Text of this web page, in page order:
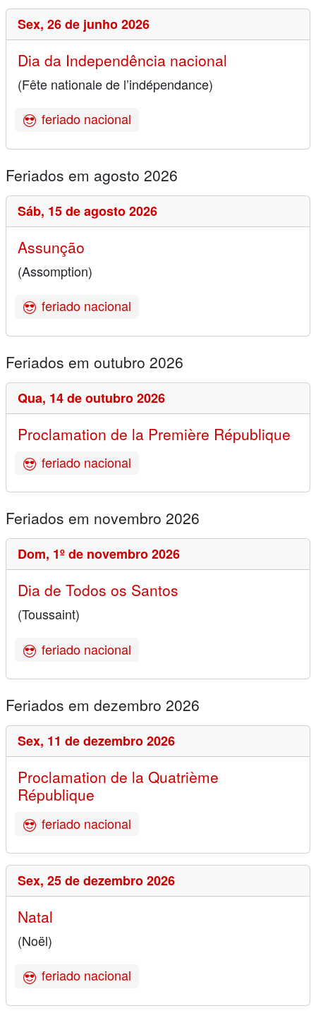
Sex, 26 de junho 2026
Dia da Independência nacional
(Fête nationale de l’indépendance)
feriado nacional
Feriados em agosto 2026
Sáb, 15 de agosto 2026
Assunção
(Assomption)
feriado nacional
Feriados em outubro 2026
Qua, 14 de outubro 2026
Proclamation de la Première République
feriado nacional
Feriados em novembro 2026
Dom, 1º de novembro 2026
Dia de Todos os Santos
(Toussaint)
feriado nacional
Feriados em dezembro 2026
Sex, 11 de dezembro 2026
Proclamation de la Quatrième
République
feriado nacional
Sex, 25 de dezembro 2026
Natal
(Noël)
feriado nacional